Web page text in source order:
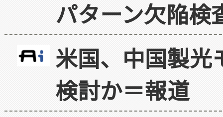
パターン欠陥検
米国、中国製光
検討か＝報道